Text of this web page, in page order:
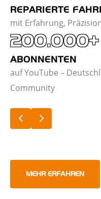
REPARIERTE
mit Erfahrung,
200.000+
ABONNENTEN
auf YouTube –
Community
MEHR ERFAHREN